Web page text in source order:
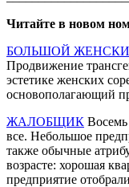
Читайте в новом
БОЛЬШОЙ
Продвижение
эстетике женских
основополагающий
ЖАЛОБЩИК Восемь
все. Небольшое
также обычные
возрасте: хорошая
предприятие